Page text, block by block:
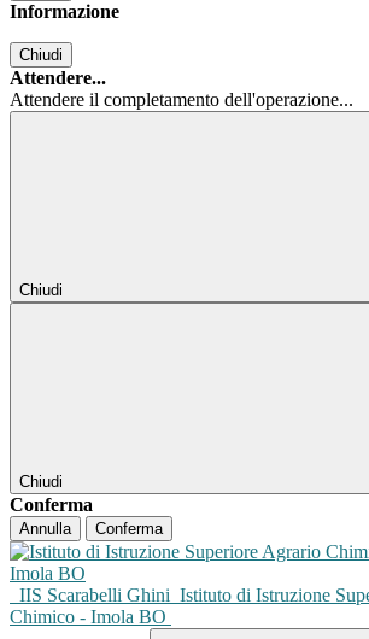
Informazione
Chiudi
Attendere...
Attendere il completamento dell'operazione...
Chiudi
Chiudi
Conferma
Annulla Conferma
IIS Scarabelli Ghini Istituto di Istruzione
Chimico - Imola BO